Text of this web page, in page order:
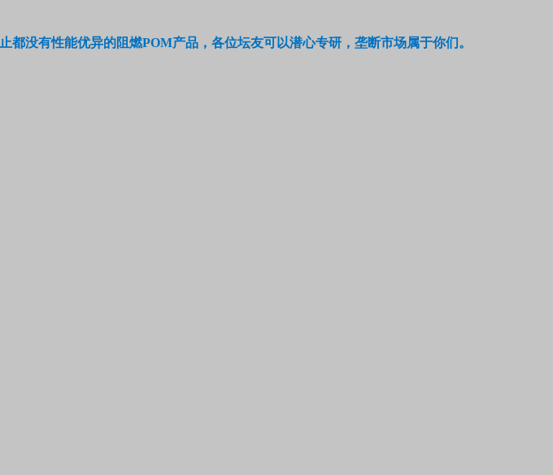
都没有性能优异的阻燃POM产品，各位坛友可以潜心专研，垄断市场属于你们。